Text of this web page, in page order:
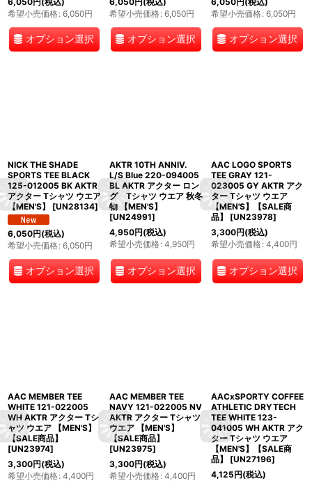
希望小売価格: 6,050円
オプション選択
希望小売価格: 6,050円
オプション選択
希望小売価格: 6,050円
オプション選択
NICK THE SHADE
SPORTS TEE BLACK
125-012005 BK AKTR
アクター Tシャツ ウエア
【MEN'S】
[UN28134]
6,050円(税込)
希望小売価格: 6,050円
オプション選択
AKTR 10TH ANNIV.
L/S Blue 220-094005
BL AKTR アクター ロン
グ Tシャツ ウエア 秋冬
物 【MEN'S】
[UN24991]
4,950円(税込)
希望小売価格: 4,950円
オプション選択
AAC LOGO SPORTS
TEE GRAY 121-
023005 GY AKTR アク
ター Tシャツ ウエア
【MEN'S】【SALE商
品】
[UN23978]
3,300円(税込)
希望小売価格: 4,400円
オプション選択
AAC MEMBER TEE
WHITE 121-022005
WH AKTR アクター Tシ
ャツ ウエア 【MEN'S】
【SALE商品】
[UN23974]
3,300円(税込)
希望小売価格: 4,400円
AAC MEMBER TEE
NAVY 121-022005 NV
AKTR アクター Tシャツ
ウエア 【MEN'S】
【SALE商品】
[UN23975]
3,300円(税込)
希望小売価格: 4,400円
AACxSPORTY COFFEE
ATHLETIC DRYTECH
TEE WHITE 123-
041005 WH AKTR アク
ター Tシャツ ウエア
【MEN'S】【SALE商
品】
[UN27196]
4,125円(税込)